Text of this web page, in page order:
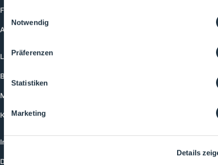
Einwilligungsauswahl
Notwendig
Präferenzen
Statistiken
Marketing
Details
Future-Faces
Academy
Login
Buchungsmöglichkeiten
Medienformate
Kontakt
Impressum
Datenschutzerklärung